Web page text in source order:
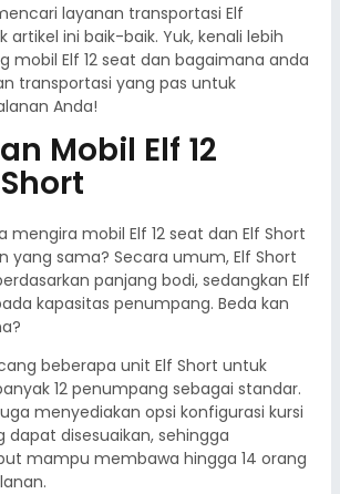
layanan transportasi Elf
artikel ini baik-baik. Yuk, kenali lebih
mobil Elf 12 seat dan bagaimana anda
transportasi yang pas untuk
Anda!
Mobil Elf 12
mengira mobil Elf 12 seat dan Elf Short
yang sama? Secara umum, Elf Short
panjang bodi, sedangkan Elf
kapasitas penumpang. Beda kan
beberapa unit Elf Short untuk
12 penumpang sebagai standar.
menyediakan opsi konfigurasi kursi
dapat disesuaikan, sehingga
mampu membawa hingga 14 orang